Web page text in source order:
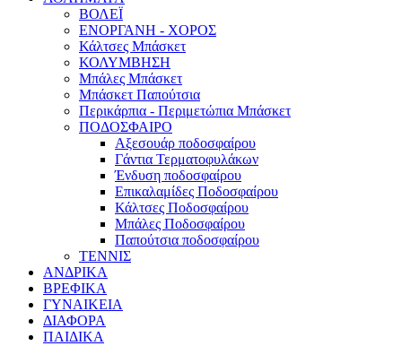
ΒΟΛΕΪ
ΕΝΟΡΓΑΝΗ - ΧΟΡΟΣ
Κάλτσες Μπάσκετ
ΚΟΛΥΜΒΗΣΗ
Μπάλες Μπάσκετ
Μπάσκετ Παπούτσια
Περικάρπια - Περιμετώπια Μπάσκετ
ΠΟΔΟΣΦΑΙΡΟ
Αξεσουάρ ποδοσφαίρου
Γάντια Τερματοφυλάκων
Ένδυση ποδοσφαίρου
Επικαλαμίδες Ποδοσφαίρου
Κάλτσες Ποδοσφαίρου
Μπάλες Ποδοσφαίρου
Παπούτσια ποδοσφαίρου
ΤΕΝΝΙΣ
ΑΝΔΡΙΚΑ
ΒΡΕΦΙΚΑ
ΓΥΝΑΙΚΕΙΑ
ΔΙΑΦΟΡΑ
ΠΑΙΔΙΚΑ